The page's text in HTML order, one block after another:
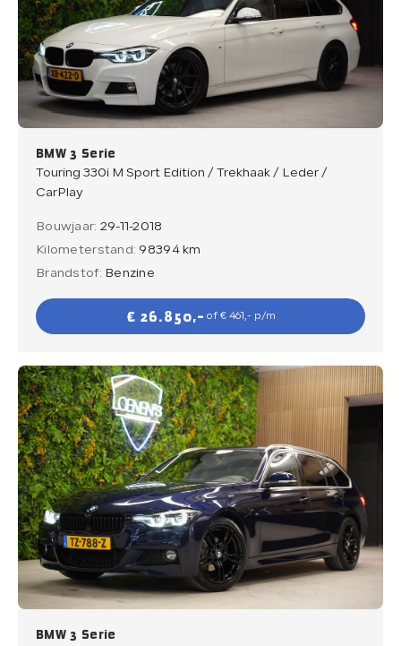
BMW 3 Serie
Touring 330i M Sport Edition / Trekhaak / Leder /
CarPlay
Bouwjaar: 29-11-2018
Kilometerstand: 98394 km
Brandstof: Benzine
€ 26.850,- of € 461,- p/m
BMW 3 Serie